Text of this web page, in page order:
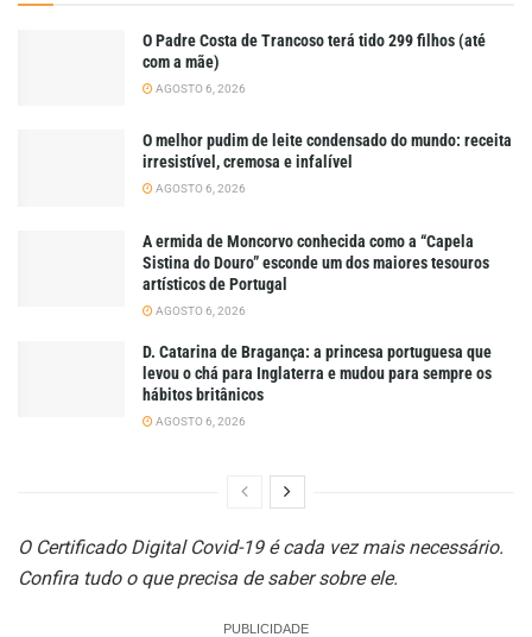
O Padre Costa de Trancoso terá tido 299 filhos (até
com a mãe)
AGOSTO 6, 2026
O melhor pudim de leite condensado do mundo: receita
irresistível, cremosa e infalível
AGOSTO 6, 2026
A ermida de Moncorvo conhecida como a “Capela
Sistina do Douro” esconde um dos maiores tesouros
artísticos de Portugal
AGOSTO 6, 2026
D. Catarina de Bragança: a princesa portuguesa que
levou o chá para Inglaterra e mudou para sempre os
hábitos britânicos
AGOSTO 6, 2026
O Certificado Digital Covid-19 é cada vez mais necessário.
Confira tudo o que precisa de saber sobre ele.
PUBLICIDADE